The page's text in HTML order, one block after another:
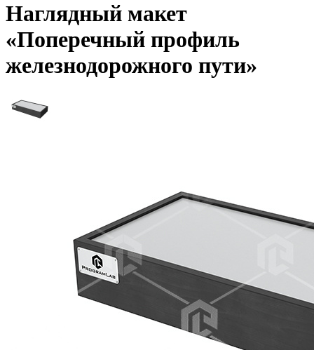
Наглядный макет
«Поперечный профиль
железнодорожного пути»